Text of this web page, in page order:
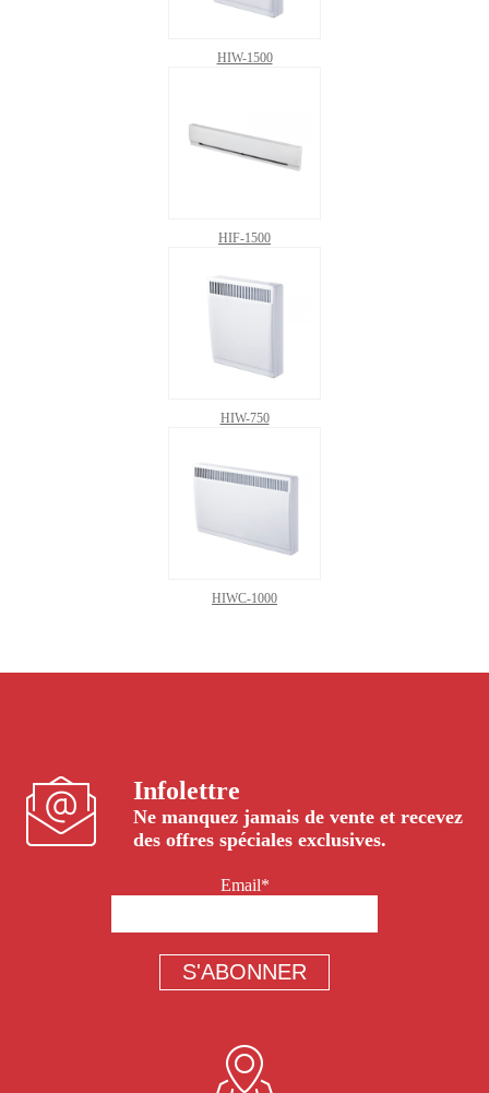
HIW-1500
HIF-1500
HIW-750
HIWC-1000
Infolettre
Ne manquez jamais de vente et recevez
des offres spéciales exclusives.
Email*